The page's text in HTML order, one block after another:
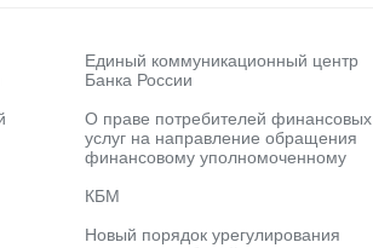
Единый коммуникационный центр
Банка России
О праве потребителей финансовых
услуг на направление обращения
финансовому уполномоченному
КБМ
Новый порядок урегулирования